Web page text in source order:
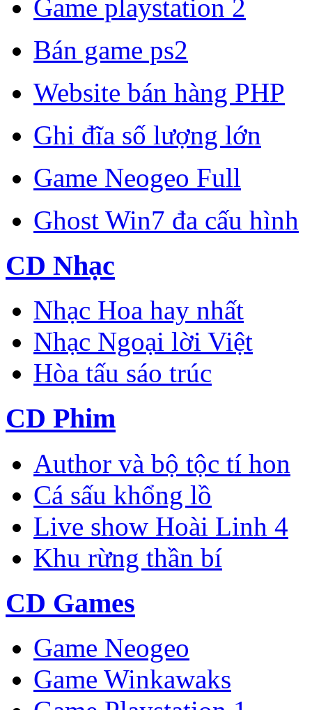
Game playstation 2
Bán game ps2
Website bán hàng PHP
Ghi đĩa số lượng lớn
Game Neogeo Full
Ghost Win7 đa cấu hình
CD Nhạc
Nhạc Hoa hay nhất
Nhạc Ngoại lời Việt
Hòa tấu sáo trúc
CD Phim
Author và bộ tộc tí hon
Cá sấu khổng lồ
Live show Hoài Linh 4
Khu rừng thần bí
CD Games
Game Neogeo
Game Winkawaks